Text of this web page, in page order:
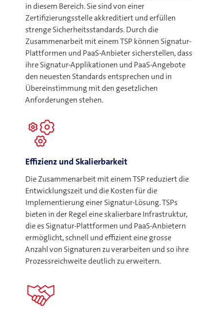
in diesem Bereich. Sie sind von einer
Zertifizierungsstelle akkreditiert und erfüllen
strenge Sicherheitsstandards. Durch die
Zusammenarbeit mit einem TSP können Signatur-
Plattformen und PaaS-Anbieter sicherstellen, dass
ihre Signatur-Applikationen und PaaS-Angebote
den neuesten Standards entsprechen und in
Übereinstimmung mit den gesetzlichen
Anforderungen stehen.
Effizienz und Skalierbarkeit
Die Zusammenarbeit mit einem TSP reduziert die
Entwicklungszeit und die Kosten für die
Implementierung einer Signatur-Lösung. TSPs
bieten in der Regel eine skalierbare Infrastruktur,
die es Signatur-Plattformen und PaaS-Anbietern
ermöglicht, schnell und effizient eine grosse
Anzahl von Signaturen zu verarbeiten und so ihre
Prozessreichweite deutlich zu erweitern.